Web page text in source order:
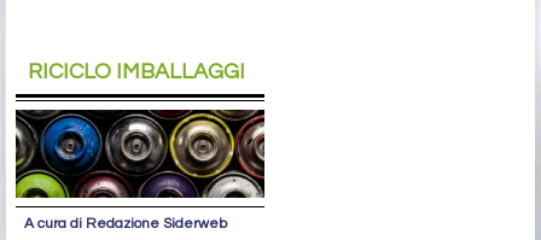
RICICLO IMBALLAGGI
A cura di Redazione Siderweb